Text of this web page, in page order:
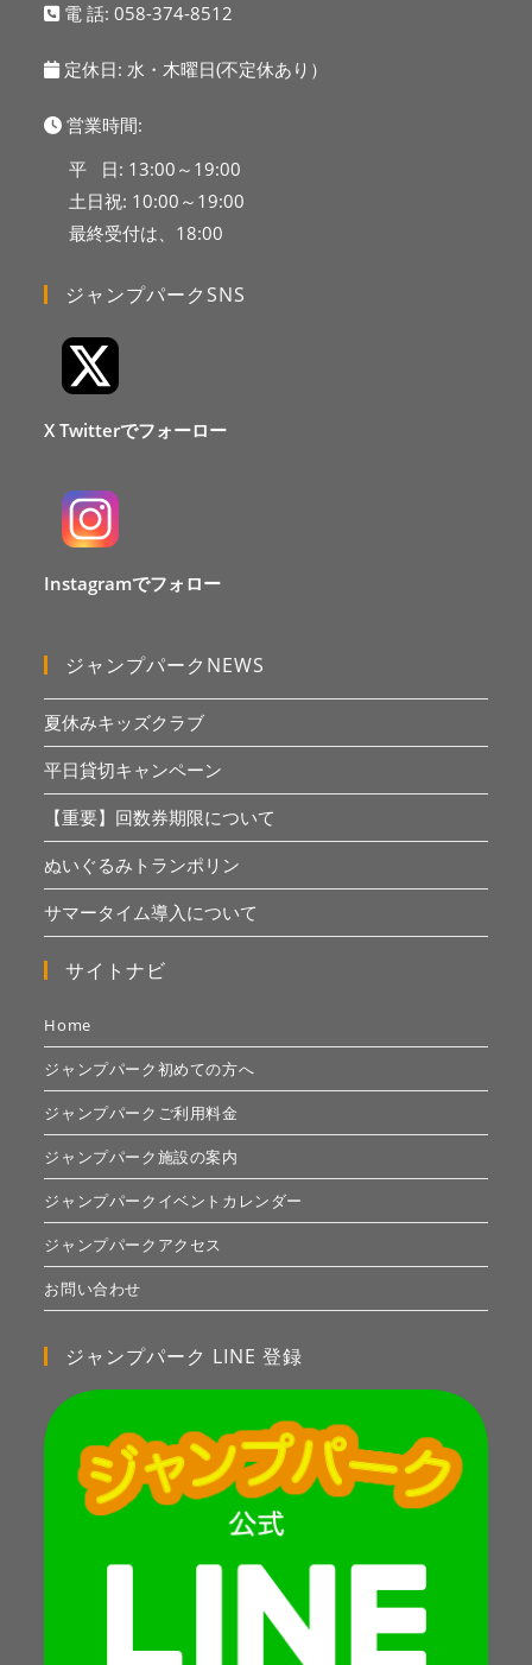
電 話:058-374-8512
定休日: 水・木曜日(不定休あり）
営業時間:
平 日: 13:00～19:00
土日祝: 10:00～19:00
最終受付は、18:00
ジャンプパークSNS
X Twitterでフォーロー
Instagramでフォロー
ジャンプパークNEWS
夏休みキッズクラブ
平日貸切キャンペーン
【重要】回数券期限について
ぬいぐるみトランポリン
サマータイム導入について
サイトナビ
Home
ジャンプパーク初めての方へ
ジャンプパークご利用料金
ジャンプパーク施設の案内
ジャンプパークイベントカレンダー
ジャンプパークアクセス
お問い合わせ
ジャンプパーク LINE 登録